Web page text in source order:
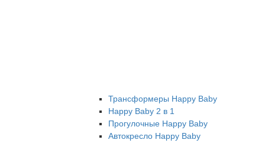
Трансформеры Happy Baby
Happy Baby 2 в 1
Прогулочные Happy Baby
Автокресло Happy Baby